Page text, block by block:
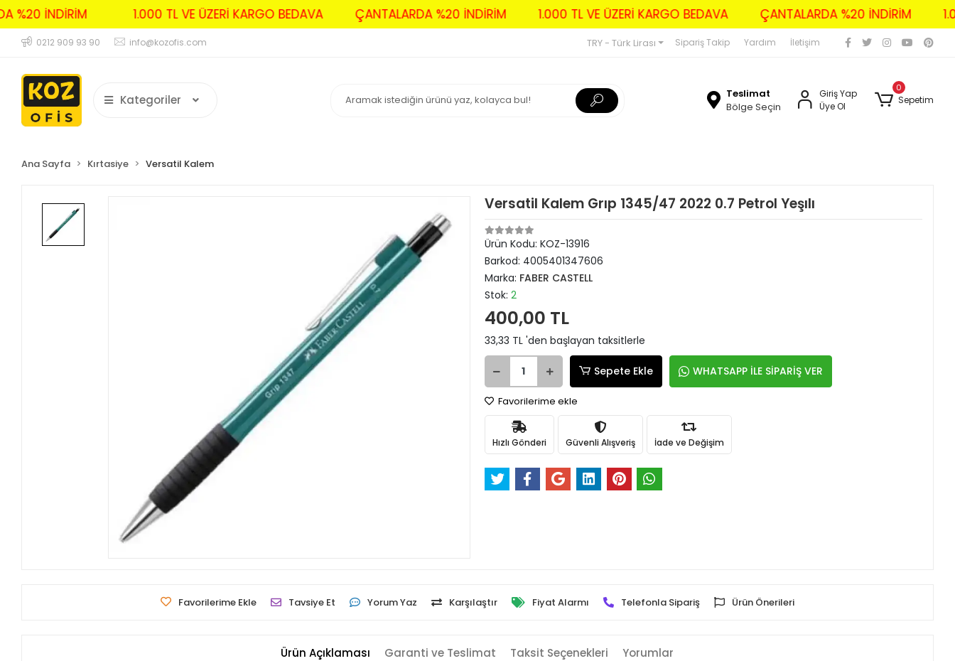
%20 İNDİRİM 1.000 TL VE ÜZERİ KARGO BEDAVA ÇANTALARDA %20 İNDİRİM 1.000 TL VE ÜZERİ KARGO BEDAVA ÇANTALARDA %20 İNDİRİM
0212 909 93 90 info@kozofis.com TRY - Türk Lirası Sipariş Takip Yardım İletişim
Kategoriler
Teslimat
Bölge Seçin
Giriş Yap
Üye Ol
0
Sepetim
Ana Sayfa Kırtasiye Versatil Kalem
Versatil Kalem Grıp 1345/47 2022 0.7 Petrol Yeşılı
Ürün Kodu: KOZ-13916
Barkod: 4005401347606
Marka: FABER CASTELL
Stok: 2
400,00 TL
33,33 TL 'den başlayan taksitlerle
Sepete Ekle WHATSAPP İLE SİPARİŞ VER
Favorilerime ekle
Hızlı Gönderi Güvenli Alışveriş İade ve Değişim
Favorilerime Ekle Tavsiye Et Yorum Yaz Karşılaştır Fiyat Alarmı Telefonla Sipariş Ürün Önerileri
Ürün Açıklaması Garanti ve Teslimat Taksit Seçenekleri Yorumlar